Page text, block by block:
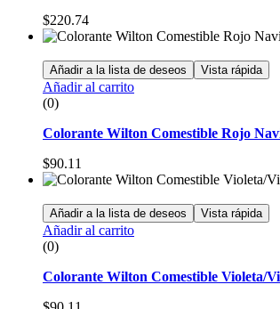
$220.74
Añadir a la lista de deseos Vista rápida
Añadir al carrito
(0)
Colorante Wilton Comestible Rojo
$90.11
Añadir a la lista de deseos Vista rápida
Añadir al carrito
(0)
Colorante Wilton Comestible Violeta/